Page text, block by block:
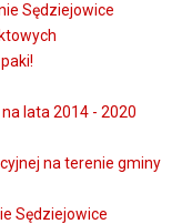
Sędziejowice
lata 2014 - 2020
na terenie gminy
Sędziejowice